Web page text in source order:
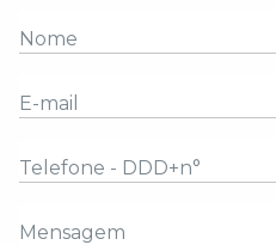
Nome
E-mail
Telefone - DDD+n°
Mensagem